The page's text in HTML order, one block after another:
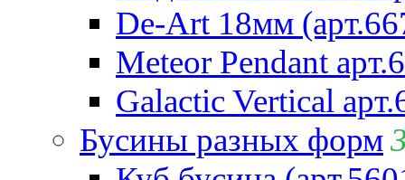
De-Art 18мм
Meteor Pendant
Galactic Vertical
Бусины разных форм